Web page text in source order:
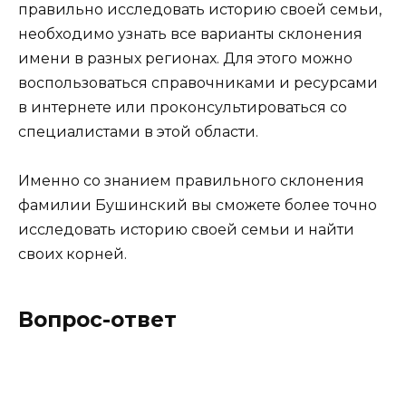
правильно исследовать историю своей семьи,
необходимо узнать все варианты склонения
имени в разных регионах. Для этого можно
воспользоваться справочниками и ресурсами
в интернете или проконсультироваться со
специалистами в этой области.
Именно со знанием правильного склонения
фамилии Бушинский вы сможете более точно
исследовать историю своей семьи и найти
своих корней.
Вопрос-ответ